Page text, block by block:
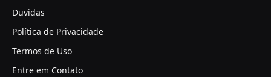
Duvidas
Política de Privacidade
Termos de Uso
Entre em Contato